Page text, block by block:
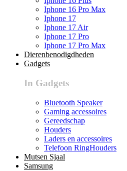
Iphone 16 Pro Max
Iphone 17
Iphone 17 Air
Iphone 17 Pro
Iphone 17 Pro Max
Dierenbenodigdheden
Gadgets
In Gadgets
Bluetooth Speaker
Gaming accessoires
Gereedschap
Houders
Laders en accessoires
Telefoon RingHouders
Mutsen Sjaal
Samsung